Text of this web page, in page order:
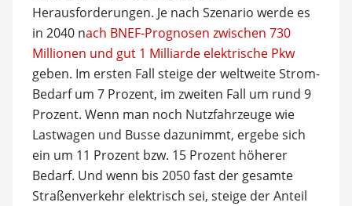
Herausforderungen. Je nach Szenario werde es
in 2040 nach BNEF-Prognosen zwischen 730
Millionen und gut 1 Milliarde elektrische Pkw
geben. Im ersten Fall steige der weltweite Strom-
Bedarf um 7 Prozent, im zweiten Fall um rund 9
Prozent. Wenn man noch Nutzfahrzeuge wie
Lastwagen und Busse dazunimmt, ergebe sich
ein um 11 Prozent bzw. 15 Prozent höherer
Bedarf. Und wenn bis 2050 fast der gesamte
Straßenverkehr elektrisch sei, steige der Anteil